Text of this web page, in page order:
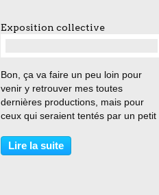
Exposition collective
Bon, ça va faire un peu loin pour
venir y retrouver mes toutes
dernières productions, mais pour
ceux qui seraient tentés par un petit
du 19 février jusque... début mars
2010 Librairie de Aarup - Fyn -
Lire la suite